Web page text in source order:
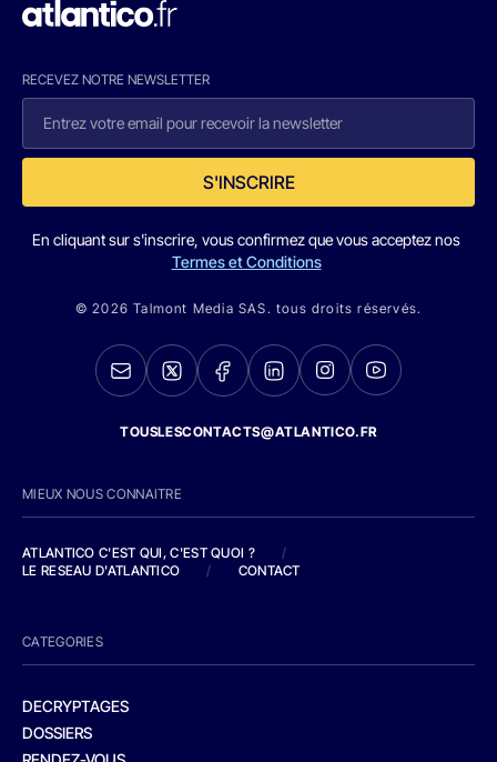
RECEVEZ NOTRE NEWSLETTER
S'INSCRIRE
En cliquant sur s'inscrire, vous confirmez que vous acceptez nos
Termes et Conditions
© 2026 Talmont Media SAS. tous droits réservés.
TOUSLESCONTACTS@ATLANTICO.FR
MIEUX NOUS CONNAITRE
ATLANTICO C'EST QUI, C'EST QUOI ?
/
LE RESEAU D'ATLANTICO
/ CONTACT
CATEGORIES
DECRYPTAGES
DOSSIERS